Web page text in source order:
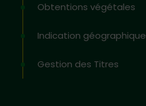
Obtentions végétales
Indication géographique
Gestion des Titres